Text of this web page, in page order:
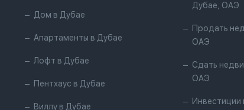
Дом в Дубае
Апартаменты в Дубае
Лофт в Дубае
Пентхаус в Дубае
Виллу в Дубае
Дубае, ОАЭ
Продать
ОАЭ
Сдать
ОАЭ